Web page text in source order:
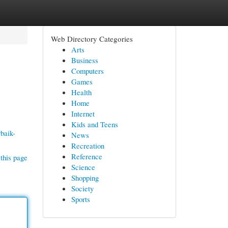
page
Web Directory Categories
Arts
Business
Computers
Games
Health
Home
Internet
Kids and Teens
News
Recreation
Reference
Science
Shopping
Society
Sports